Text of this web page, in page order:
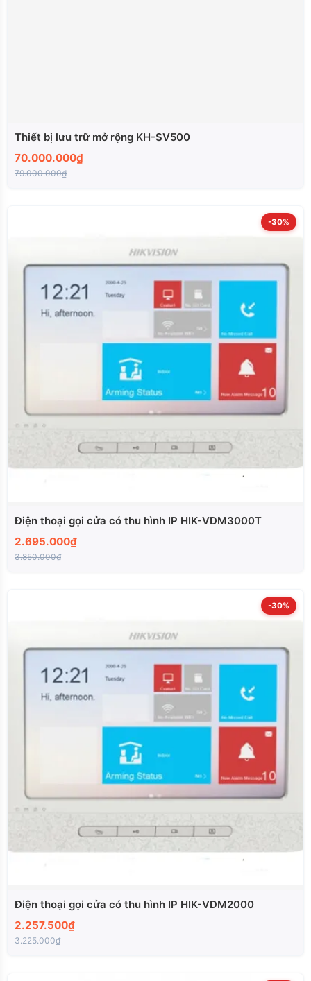
Thiết bị lưu trữ mở rộng KH-SV500
70.000.000₫
79.000.000₫
-30%
Điện thoại gọi cửa có thu hình IP HIK-VDM3000T
2.695.000₫
3.850.000₫
-30%
Điện thoại gọi cửa có thu hình IP HIK-VDM2000
2.257.500₫
3.225.000₫